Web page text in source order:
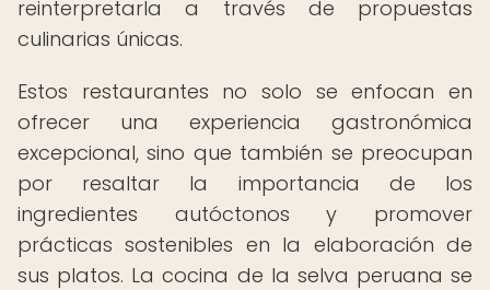
reinterpretarla a través de propuestas
culinarias únicas.
Estos restaurantes no solo se enfocan en
ofrecer una experiencia gastronómica
excepcional, sino que también se preocupan
por resaltar la importancia de los
ingredientes autóctonos y promover
prácticas sostenibles en la elaboración de
sus platos. La cocina de la selva peruana se